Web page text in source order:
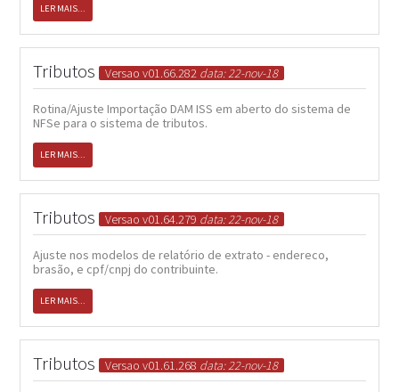
LER MAIS...
Tributos Versao v01.66.282 data: 22-nov-18
Rotina/Ajuste Importação DAM ISS em aberto do sistema de
NFSe para o sistema de tributos.
LER MAIS...
Tributos Versao v01.64.279 data: 22-nov-18
Ajuste nos modelos de relatório de extrato - endereco,
brasão, e cpf/cnpj do contribuinte.
LER MAIS...
Tributos Versao v01.61.268 data: 22-nov-18